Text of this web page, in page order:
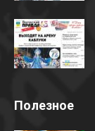
Полезное